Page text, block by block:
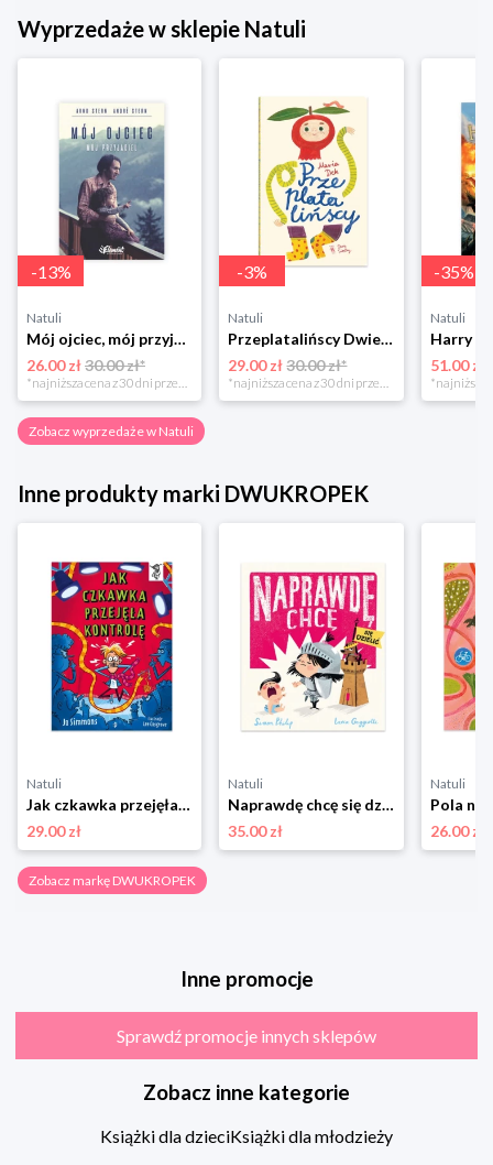
Wyprzedaże w sklepie Natuli
-13%
Natuli
Mój ojciec, mój przyjaciel Element
26.00 zł30.00 zł*
*najniższa cena z 30 dni przed obniżką
-3%
Natuli
Przeplatalińscy Dwie siostry
29.00 zł 30.00 zł*
*najniższa cena z 30 dni przed obniżką
-35%
Natuli
51.00 zł
Zobacz wyprzedaże w Natuli
Inne produkty marki DWUKROPEK
Natuli
Jak czkawka przejęła kontrolę. To Się Czyta Dwukropek
29.00 zł
Natuli
Naprawdę chcę się dzielić Dwukropek
35.00 zł
Natuli
26.00 zł
Zobacz markę DWUKROPEK
Inne promocje
Sprawdź promocje innych sklepów
Zobacz inne kategorie
Książki dla dzieciKsiążki dla młodzieży